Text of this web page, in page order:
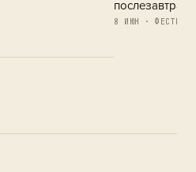
послезавтра
8 ИЮН ·